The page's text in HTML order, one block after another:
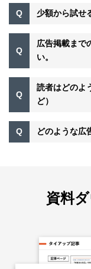
Q 少額から試せ
Q
広告掲載まで
い。
Q
読者はどのよ
ど）
Q どのような広
資料